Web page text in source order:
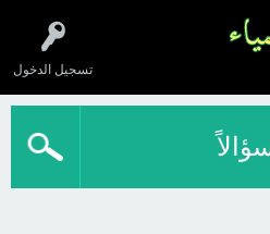
تسجيل الدخول